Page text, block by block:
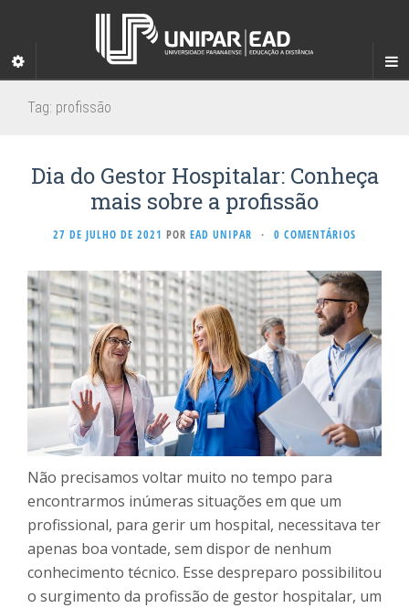
Tag: profissão
Dia do Gestor Hospitalar: Conheça
mais sobre a profissão
27 DE JULHO DE 2021 POR EAD UNIPAR · 0 COMENTÁRIOS
Não precisamos voltar muito no tempo para
encontrarmos inúmeras situações em que um
profissional, para gerir um hospital, necessitava ter
apenas boa vontade, sem dispor de nenhum
conhecimento técnico. Esse despreparo possibilitou
o surgimento da profissão de gestor hospitalar, um